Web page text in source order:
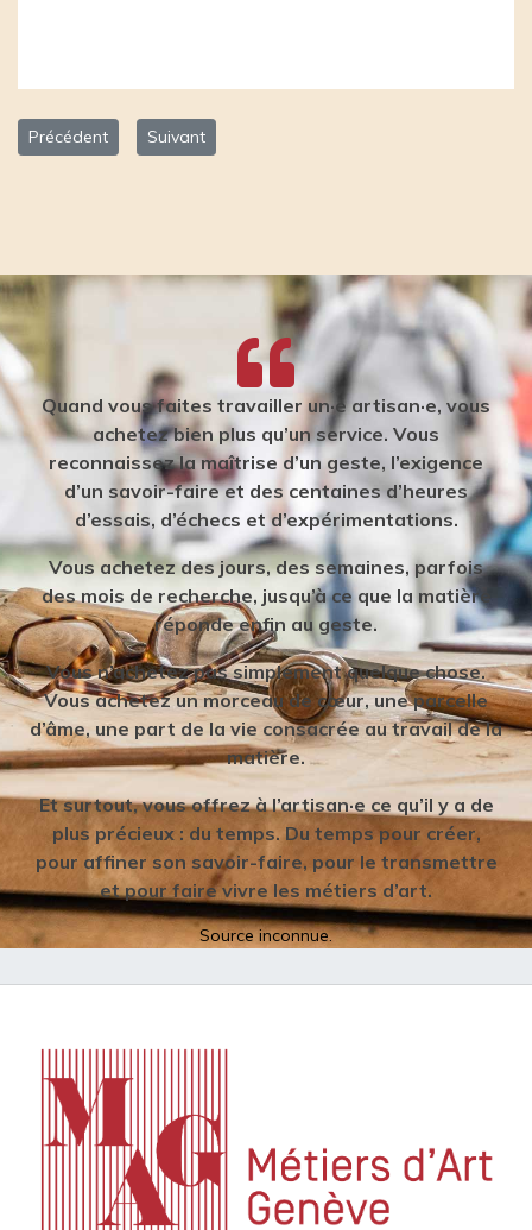
Article précédent : Bracelets Protexo SA
Précédent Article suivant : Cordonnerie Seror, Yohan Seror
Suivant
Quand vous faites travailler un·e artisan·e, vous
achetez bien plus qu’un service. Vous
reconnaissez la maîtrise d’un geste, l’exigence
d’un savoir-faire et des centaines d’heures
d’essais, d’échecs et d’expérimentations.
Vous achetez des jours, des semaines, parfois
des mois de recherche, jusqu’à ce que la matière
réponde enfin au geste.
Vous n’achetez pas simplement quelque chose.
Vous achetez un morceau de cœur, une parcelle
d’âme, une part de la vie consacrée au travail de la
matière.
Et surtout, vous offrez à l’artisan·e ce qu’il y a de
plus précieux : du temps. Du temps pour créer,
pour affiner son savoir-faire, pour le transmettre
et pour faire vivre les métiers d’art.
Source inconnue.